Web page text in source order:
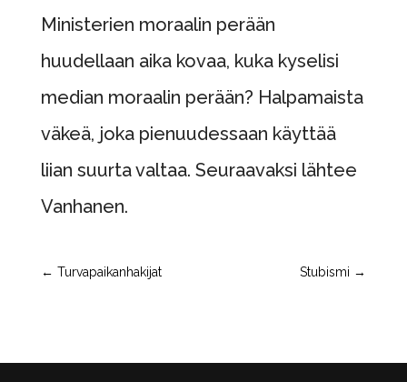
Ministerien moraalin perään
huudellaan aika kovaa, kuka kyselisi
median moraalin perään? Halpamaista
väkeä, joka pienuudessaan käyttää
liian suurta valtaa. Seuraavaksi lähtee
Vanhanen.
← Turvapaikanhakijat Stubismi →